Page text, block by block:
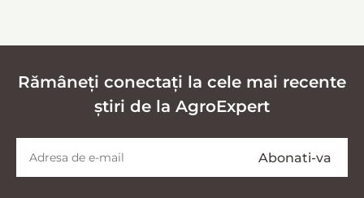
Rămâneți conectați la cele mai recente
știri de la AgroExpert